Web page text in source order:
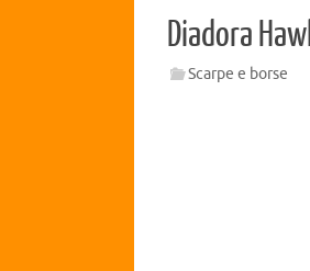
Diadora
Scarpe e borse